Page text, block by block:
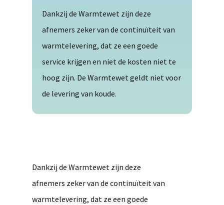
Dankzij de Warmtewet zijn deze
afnemers zeker van de continuïteit van
warmtelevering, dat ze een goede
service krijgen en niet de kosten niet te
hoog zijn. De Warmtewet geldt niet voor
de levering van koude.
Dankzij de Warmtewet zijn deze
afnemers zeker van de continuïteit van
warmtelevering, dat ze een goede